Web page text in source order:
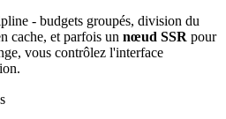
- budgets groupés, division du
cache, et parfois un nœud SSR pour
vous contrôlez l'interface